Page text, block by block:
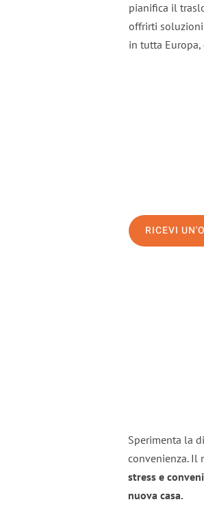
pianifica il
offrirti soluzioni
in tutta
RICEVI
Sperimenta la
convenienza. Il
stress e
nuova casa.